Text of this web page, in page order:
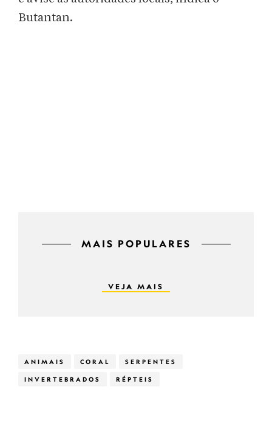
Butantan.
MAIS POPULARES
VEJA MAIS
ANIMAIS CORAL SERPENTES
INVERTEBRADOS RÉPTEIS